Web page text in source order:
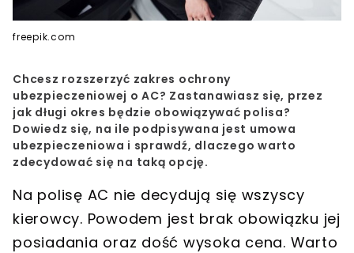
freepik.com
Chcesz rozszerzyć zakres ochrony
ubezpieczeniowej o AC? Zastanawiasz się, przez
jak długi okres będzie obowiązywać polisa?
Dowiedz się, na ile podpisywana jest umowa
ubezpieczeniowa i sprawdź, dlaczego warto
zdecydować się na taką opcję.
Na polisę AC nie decydują się wszyscy
kierowcy. Powodem jest brak obowiązku jej
posiadania oraz dość wysoka cena. Warto